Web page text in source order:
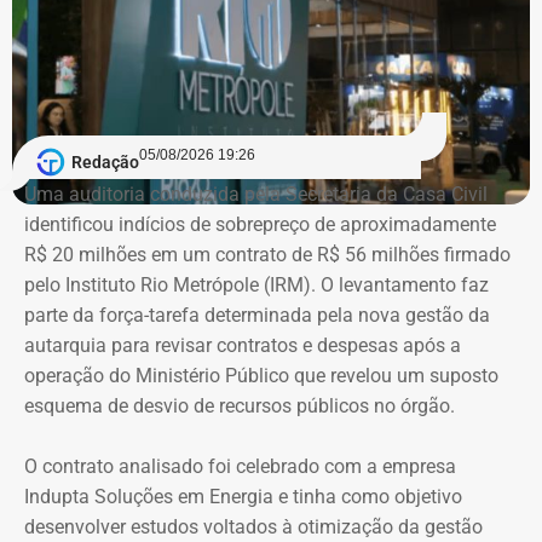
“outros bens e direitos”, nos valores de R$ 95.985,48 e R$
97.555,75.
As declarações de bens são prestadas pelos próprios
candidatos à Justiça Eleitoral e podem considerar os
valores históricos de aquisição dos bens, e não
necessariamente seus preços de mercado.
O crescimento patrimonial, por si só, não indica a
existência de irregularidades.
Redação05/08/2026 19:26
Uma auditoria conduzida pela Secretaria da Casa Civil
identificou indícios de sobrepreço de aproximadamente
R$ 20 milhões em um contrato de R$ 56 milhões firmado
pelo Instituto Rio Metrópole (IRM). O levantamento faz
parte da força-tarefa determinada pela nova gestão da
autarquia para revisar contratos e despesas após a
operação do Ministério Público que revelou um suposto
esquema de desvio de recursos públicos no órgão.
O contrato analisado foi celebrado com a empresa
Indupta Soluções em Energia e tinha como objetivo
desenvolver estudos voltados à otimização da gestão